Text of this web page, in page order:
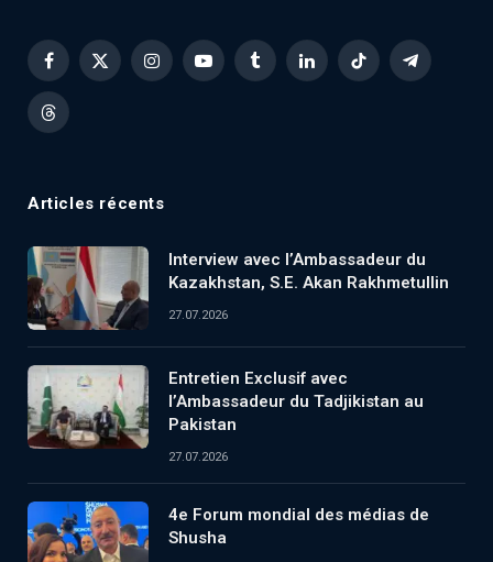
Facebook
X
InstagramYouTubeTumblrLinkedInTikTok Telegram
Threads
Articles récents
Interview avec l’Ambassadeur du
Kazakhstan, S.E. Akan Rakhmetullin
27.07.2026
Entretien Exclusif avec
l’Ambassadeur du Tadjikistan au
Pakistan
27.07.2026
4e Forum mondial des médias de
Shusha